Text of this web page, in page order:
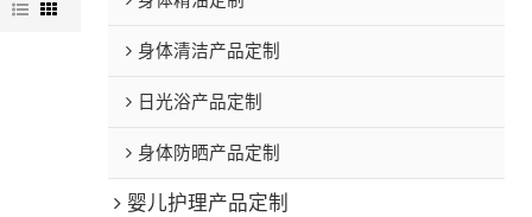
身体清洁产品定制
日光浴产品定制
身体防晒产品定制
婴儿护理产品定制